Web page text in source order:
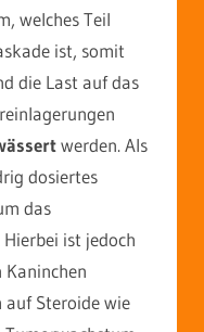
welches Teil
ist, somit
die Last auf das
werden. Als
dosiertes
das
ist jedoch
Kaninchen
Steroide wie